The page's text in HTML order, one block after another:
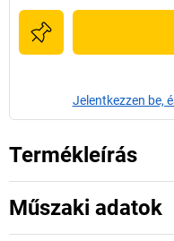
Jelentkezzen be,
Termékleírás
Műszaki adatok